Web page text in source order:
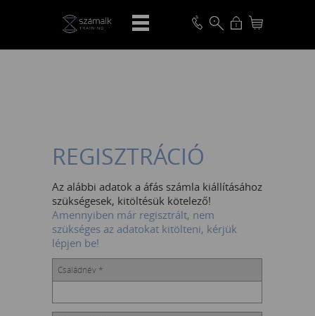
VISSZA
REGISZTRÁCIÓ
Az alábbi adatok a áfás számla kiállításához
szükségesek, kitöltésük kötelező!
Amennyiben már regisztrált, nem
szükséges az adatokat kitölteni, kérjük
lépjen be!
Családnév *